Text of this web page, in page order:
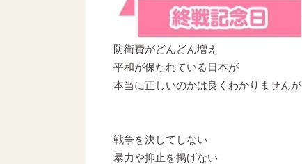
防衛費がどんどん増え
平和が保たれている日本が
本当に正しいのかは良くわかりませんが
戦争を決してしない
暴力や抑止を掲げない